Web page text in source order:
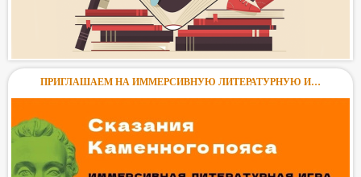
ПРИГЛАШАЕМ НА ИММЕРСИВНУЮ ЛИТЕРАТУРНУЮ И…